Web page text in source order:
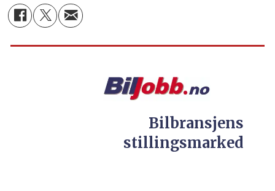
Bilbransjens
stillingsmarked